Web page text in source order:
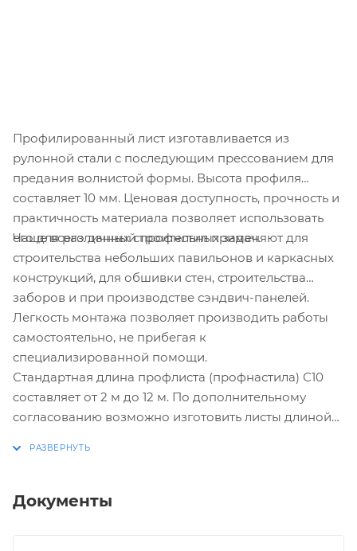
Профилированный лист изготавливается из
рулонной стали с последующим прессованием для
предания волнистой формы. Высота профиля
составляет 10 мм. Ценовая доступность, прочность и
практичность материала позволяет использовать
его для различных строительных задач.
Чаще всего данный профнстил применяют для
строительства небольших павильонов и каркасных
конструкций, для обшивки стен, строительства
заборов и при производстве сэндвич-панелей.
Легкость монтажа позволяет производить работы
самостоятельно, не прибегая к
специализированной помощи.
Стандартная длина профлиста (профнастила) С10
составляет от 2 м до 12 м. По дополнительному
согласованию возможно изготовить листы длиной
Документы